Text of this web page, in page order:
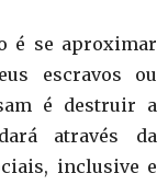
é se aproximar
escravos ou
é destruir a
através da
inclusive e